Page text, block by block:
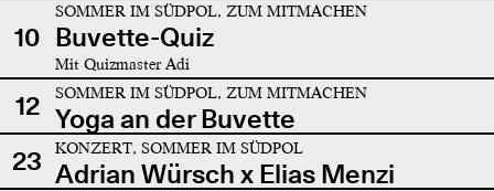
10
SOMMER IM SÜDPOL, ZUM MITMACHEN
Buvette-Quiz
Mit Quizmaster Adi
12 SOMMER IM SÜDPOL, ZUM MITMACHEN
Yoga an der Buvette
23
KONZERT, SOMMER IM SÜDPOL
Adrian Würsch x Elias Menzi